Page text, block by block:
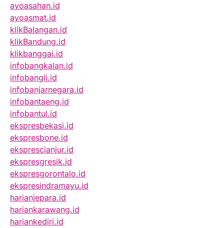
ayoasahan.id
ayoasmat.id
klikBalangan.id
klikBandung.id
klikbanggai.id
infobangkalan.id
infobangli.id
infobanjarnegara.id
infobantaeng.id
infobantul.id
ekspresbekasi.id
ekspresbone.id
eksprescianjur.id
ekspresgresik.id
ekspresgorontalo.id
ekspresindramayu.id
harianjepara.id
hariankarawang.id
hariankediri.id